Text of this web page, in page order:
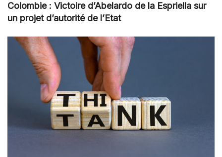
Colombie : Victoire d’Abelardo de la Espriella sur
un projet d’autorité de l’Etat